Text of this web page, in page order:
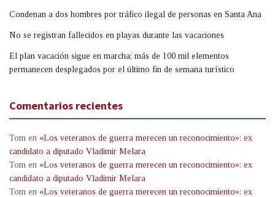
Condenan a dos hombres por tráfico ilegal de personas en Santa Ana
No se registran fallecidos en playas durante las vacaciones
El plan vacación sigue en marcha; más de 100 mil elementos
permanecen desplegados por el último fin de semana turístico
Comentarios recientes
Tom en «Los veteranos de guerra merecen un reconocimiento»: ex
candidato a diputado Vladimir Melara
Tom en «Los veteranos de guerra merecen un reconocimiento»: ex
candidato a diputado Vladimir Melara
Tom en «Los veteranos de guerra merecen un reconocimiento»: ex